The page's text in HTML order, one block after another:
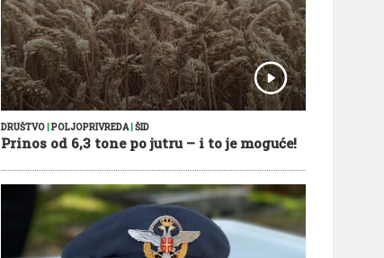
DRUŠTVO|POLJOPRIVREDA|ŠID
Prinos od 6,3 tone po jutru – i to je moguće!